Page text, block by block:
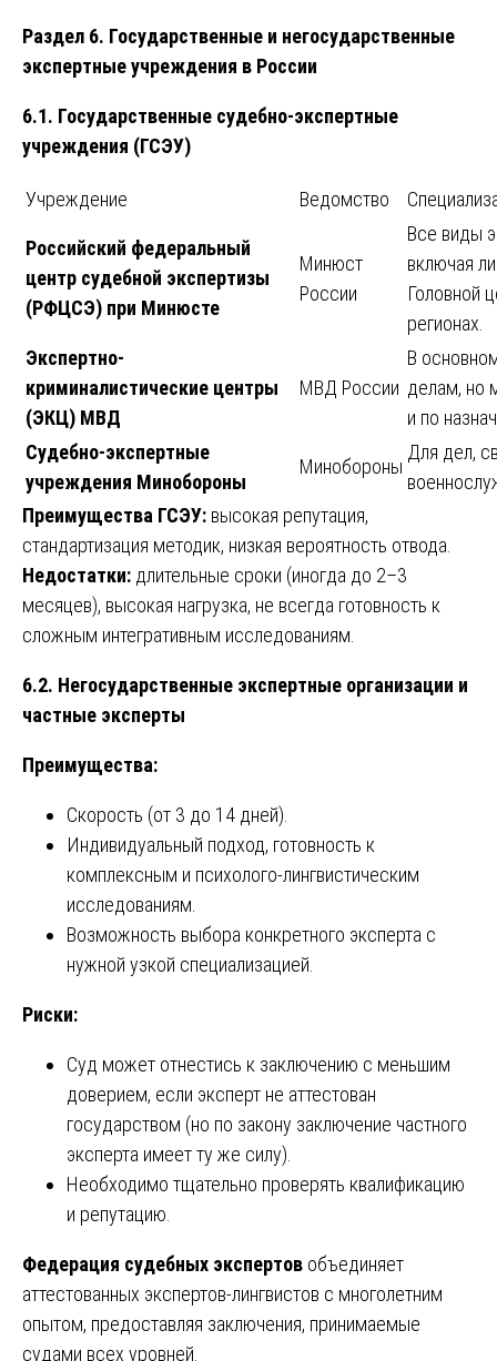
Раздел 6. Государственные и негосударственные
экспертные учреждения в России
6.1. Государственные судебно-экспертные
учреждения (ГСЭУ)
Учреждение Ведомство
Российский федеральный
центр судебной экспертизы
(РФЦСЭ) при Минюсте
Минюст
России
Все виды
включая
Головной
регионах.
Экспертно-
криминалистические центры
(ЭКЦ) МВД
МВД России
В
делам, но
и по
Судебно-экспертные
учреждения Минобороны
Минобороны
Для дел,
Преимущества ГСЭУ: высокая репутация,
стандартизация методик, низкая вероятность отвода.
Недостатки: длительные сроки (иногда до 2–3
месяцев), высокая нагрузка, не всегда готовность к
сложным интегративным исследованиям.
6.2. Негосударственные экспертные организации и
частные эксперты
Преимущества:
Скорость (от 3 до 14 дней).
Индивидуальный подход, готовность к
комплексным и психолого-лингвистическим
исследованиям.
Возможность выбора конкретного эксперта с
нужной узкой специализацией.
Риски:
Суд может отнестись к заключению с меньшим
доверием, если эксперт не аттестован
государством (но по закону заключение частного
эксперта имеет ту же силу).
Необходимо тщательно проверять квалификацию
и репутацию.
Федерация судебных экспертов объединяет
аттестованных экспертов-лингвистов с многолетним
опытом, предоставляя заключения, принимаемые
судами всех уровней.